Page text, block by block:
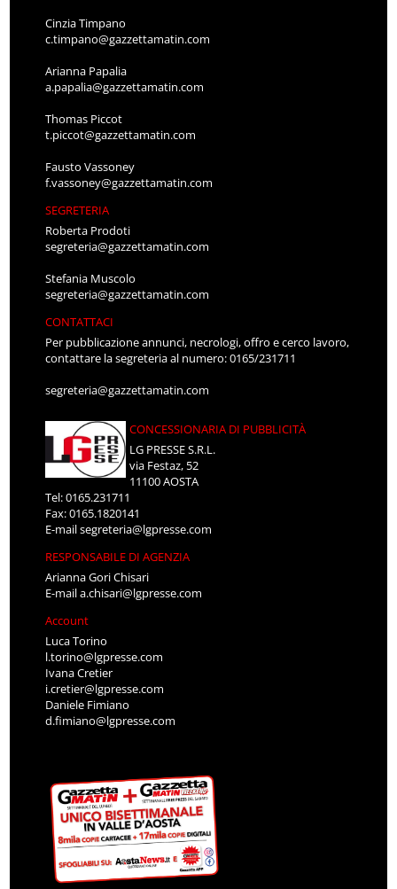
Cinzia Timpano
c.timpano@gazzettamatin.com
Arianna Papalia
a.papalia@gazzettamatin.com
Thomas Piccot
t.piccot@gazzettamatin.com
Fausto Vassoney
f.vassoney@gazzettamatin.com
SEGRETERIA
Roberta Prodoti
segreteria@gazzettamatin.com
Stefania Muscolo
segreteria@gazzettamatin.com
CONTATTACI
Per pubblicazione annunci, necrologi, offro e cerco lavoro,
contattare la segreteria al numero: 0165/231711
segreteria@gazzettamatin.com
CONCESSIONARIA DI PUBBLICITÀ
LG PRESSE S.R.L.
via Festaz, 52
11100 AOSTA
Tel: 0165.231711
Fax: 0165.1820141
E-mailsegreteria@lgpresse.com
RESPONSABILE DI AGENZIA
Arianna Gori Chisari
E-maila.chisari@lgpresse.com
Account
Luca Torino
l.torino@lgpresse.com
Ivana Cretier
i.cretier@lgpresse.com
Daniele Fimiano
d.fimiano@lgpresse.com